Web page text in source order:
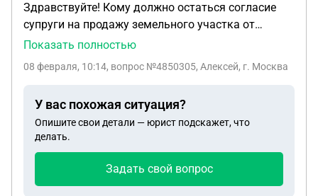
Здравствуйте! Кому должно остаться согласие
супруги на продажу земельного участка от
нотариуса после оформления сделки в МФЦ:
настаивает отдать ему. Но там много
Показать полностью
08 февраля, 10:14, вопрос №4850305, Алексей, г. Москва
У вас похожая ситуация?
Опишите свои детали — юрист подскажет, что
делать.
Задать свой вопрос